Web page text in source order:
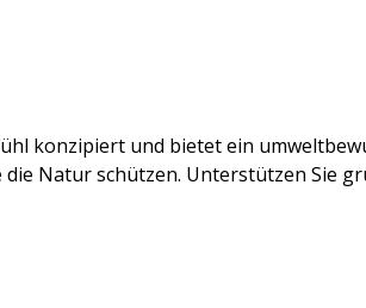
konzipiert und bietet ein
Natur schützen. Unterstützen Sie